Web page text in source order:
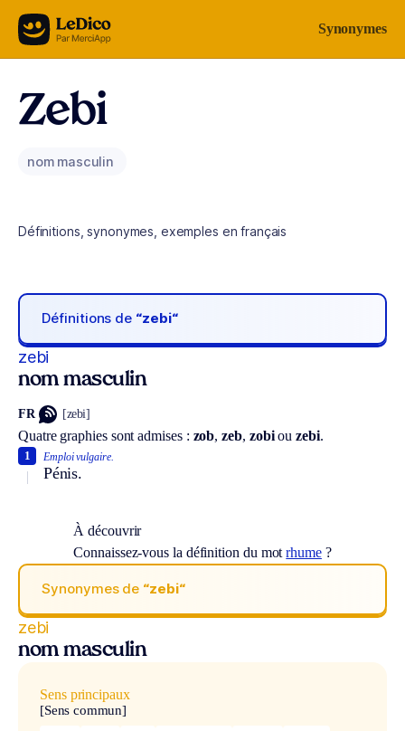
Aller au contenu Synonymes
Zebi
nom masculin
Définitions, synonymes, exemples en français
Définitions de “zebi“
zebi
nom masculin
FR [zebi]
Quatre graphies sont admises : zob,zeb, zobiouzebi.
Emploi vulgaire.
Pénis.
1
À découvrir
Connaissez-vous la définition du motrhume?
Synonymes de “zebi“
zebi
nom masculin
Sens principaux
[Sens commun]